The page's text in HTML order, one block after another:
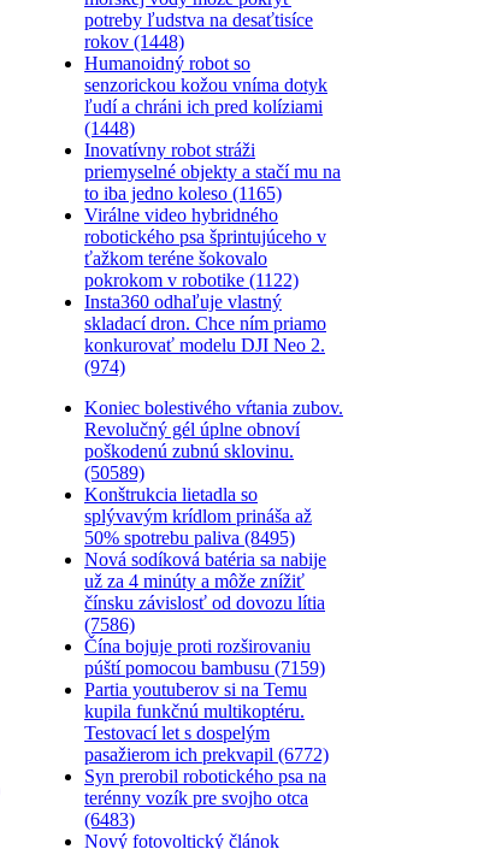
potreby ľudstva na desaťtisíce
rokov (1448)
Humanoidný robot so
senzorickou kožou vníma dotyk
ľudí a chráni ich pred kolíziami
(1448)
Inovatívny robot stráži
priemyselné objekty a stačí mu na
to iba jedno koleso (1165)
Virálne video hybridného
robotického psa šprintujúceho v
ťažkom teréne šokovalo
pokrokom v robotike (1122)
Insta360 odhaľuje vlastný
skladací dron. Chce ním priamo
konkurovať modelu DJI Neo 2.
(974)
Koniec bolestivého vŕtania zubov.
Revolučný gél úplne obnoví
poškodenú zubnú sklovinu.
(50589)
Konštrukcia lietadla so
splývavým krídlom prináša až
50% spotrebu paliva (8495)
Nová sodíková batéria sa nabije
už za 4 minúty a môže znížiť
čínsku závislosť od dovozu lítia
(7586)
Čína bojuje proti rozširovaniu
púští pomocou bambusu (7159)
Partia youtuberov si na Temu
kupila funkčnú multikoptéru.
Testovací let s dospelým
pasažierom ich prekvapil (6772)
Syn prerobil robotického psa na
terénny vozík pre svojho otca
(6483)
Nový fotovoltický článok